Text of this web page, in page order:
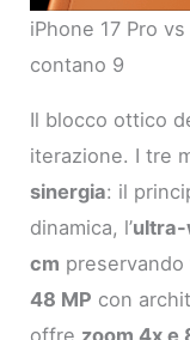
iPhone 17 Pro
contano 9
Il blocco ottico
iterazione. I tre
sinergia: il
dinamica, l’ultra-
cm
48 MP con
offre zoom 4x e